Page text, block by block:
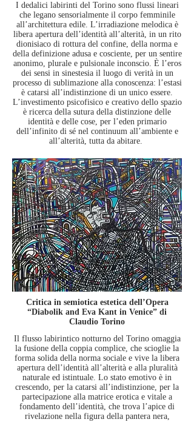
I dedalici labirinti del Torino sono flussi lineari
che legano sensorialmente il corpo femminile
all’architettura edile. L’irradiazione melodica è
libera apertura dell’identità all’alterità, in un rito
dionisiaco di rottura del confine, della norma e
della definizione adusa e cosciente, per un sentire
anonimo, plurale e pulsionale inconscio. È l’eros
dei sensi in sinestesia il luogo di verità in un
processo di sublimazione alla conoscenza: l’estasi
è catarsi all’indistinzione di un unico essere.
L’investimento psicofisico e creativo dello spazio
è ricerca della sutura della distinzione delle
identità e delle cose, per l’eden primario
dell’infinito di sé nel continuum all’ambiente e
all’alterità, tutta da abitare.
Critica in semiotica estetica dell’Opera
“Diabolik and Eva Kant in Venice” di
Claudio Torino
Il flusso labirintico notturno del Torino omaggia
la fusione della coppia complice, che scioglie la
forma solida della norma sociale e vive la libera
apertura dell’identità all’alterità e alla pluralità
naturale ed istintuale. Lo stato emotivo è in
crescendo, per la catarsi all’indistinzione, per la
partecipazione alla matrice erotica e vitale a
fondamento dell’identità, che trova l’apice di
rivelazione nella figura della pantera nera,